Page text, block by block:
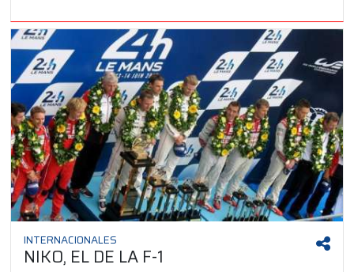
INTERNACIONALES
NIKO, EL DE LA F-1